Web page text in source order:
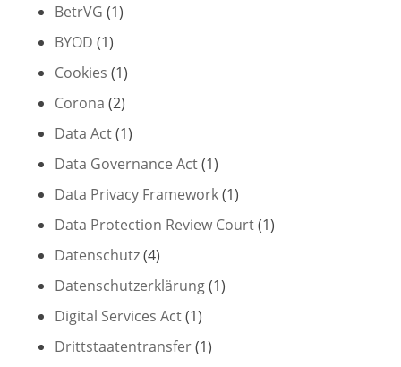
BetrVG (1)
BYOD (1)
Cookies (1)
Corona (2)
Data Act(1)
Data Governance Act(1)
Data Privacy Framework(1)
Data Protection Review Court(1)
Datenschutz(4)
Datenschutzerklärung(1)
Digital Services Act(1)
Drittstaatentransfer(1)